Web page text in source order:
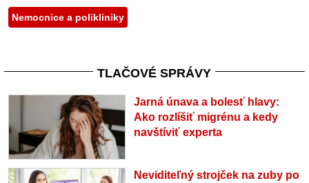
Nemocnice a polikliniky
TLAČOVÉ SPRÁVY
Jarná únava a bolesť hlavy:
Ako rozlíšiť migrénu a kedy
navštíviť experta
Neviditeľný strojček na zuby po